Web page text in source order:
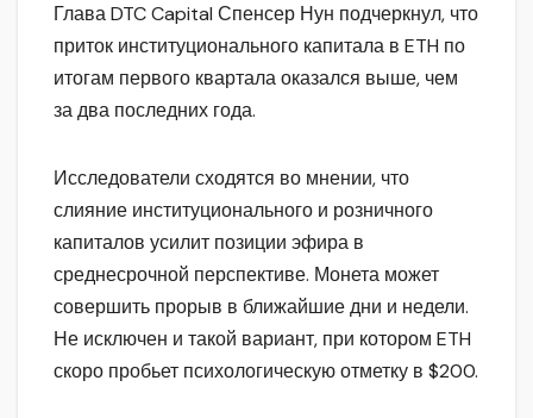
Глава DTC Capital Спенсер Нун подчеркнул, что
приток институционального капитала в ETH по
итогам первого квартала оказался выше, чем
за два последних года.
Исследователи сходятся во мнении, что
слияние институционального и розничного
капиталов усилит позиции эфира в
среднесрочной перспективе. Монета может
совершить прорыв в ближайшие дни и недели.
Не исключен и такой вариант, при котором ETH
скоро пробьет психологическую отметку в $200.